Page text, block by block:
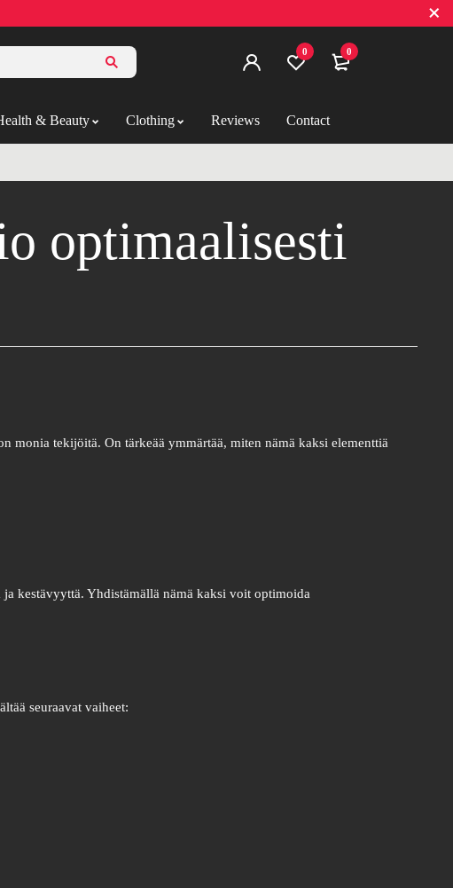
0 0
& Beauty Clothing Reviews Contact
optimaalisesti
monia tekijöitä. On tärkeää ymmärtää, miten nämä kaksi elementtiä
kestävyyttä. Yhdistämällä nämä kaksi voit optimoida
seuraavat vaiheet: